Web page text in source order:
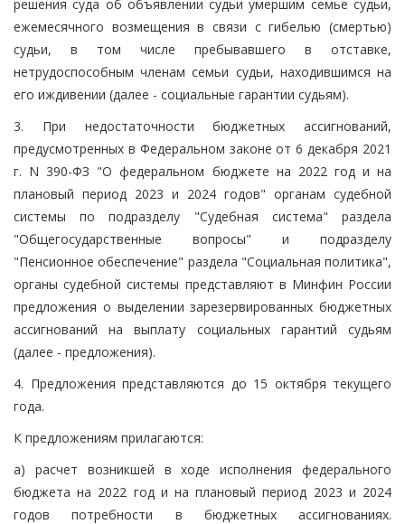
решения суда об объявлении судьи умершим семье судьи,
ежемесячного возмещения в связи с гибелью (смертью)
судьи, в том числе пребывавшего в отставке,
нетрудоспособным членам семьи судьи, находившимся на
его иждивении (далее - социальные гарантии судьям).
3. При недостаточности бюджетных ассигнований,
предусмотренных в Федеральном законе от 6 декабря 2021
г. N 390-ФЗ "О федеральном бюджете на 2022 год и на
плановый период 2023 и 2024 годов" органам судебной
системы по подразделу "Судебная система" раздела
"Общегосударственные вопросы" и подразделу
"Пенсионное обеспечение" раздела "Социальная политика",
органы судебной системы представляют в Минфин России
предложения о выделении зарезервированных бюджетных
ассигнований на выплату социальных гарантий судьям
(далее - предложения).
4. Предложения представляются до 15 октября текущего
года.
К предложениям прилагаются:
а) расчет возникшей в ходе исполнения федерального
бюджета на 2022 год и на плановый период 2023 и 2024
годов потребности в бюджетных ассигнованиях.